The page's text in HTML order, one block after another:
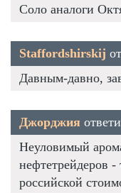
Соло аналоги
Staffordshirskij
Давным-давно,
Джорджия
Неуловимый
нефтетрейдеров
российской